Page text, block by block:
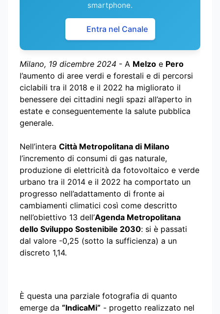
smartphone.
Entra nel Canale
Milano, 19 dicembre 2024 - A Melzo e Pero
l’aumento di aree verdi e forestali e di percorsi
ciclabili tra il 2018 e il 2022 ha migliorato il
benessere dei cittadini negli spazi all’aperto in
estate e conseguentemente la salute pubblica
generale.
Nell’intera Città Metropolitana di Milano
l’incremento di consumi di gas naturale,
produzione di elettricità da fotovoltaico e verde
urbano tra il 2014 e il 2022 ha comportato un
progresso nell’adattamento di fronte ai
cambiamenti climatici così come descritto
nell’obiettivo 13 dell’Agenda Metropolitana
dello Sviluppo Sostenibile 2030: si è passati
dal valore -0,25 (sotto la sufficienza) a un
discreto 1,14.
È questa una parziale fotografia di quanto
emerge da “IndicaMi” - progetto realizzato nel